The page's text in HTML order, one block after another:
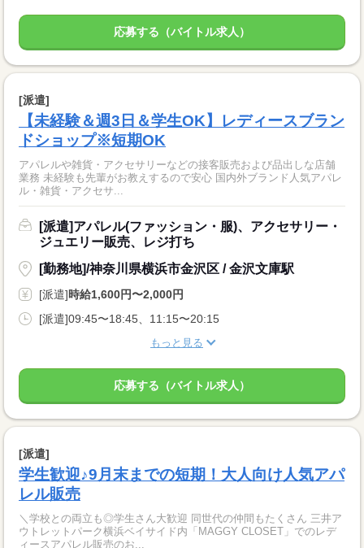
応募する（バイトル求人）
[派遣]
【未経験＆週3日＆学生OK】レディースブラン
ドショップ※短期OK
アパレルや雑貨・アクセサリーなどの接客販売および品出しな店舗
業務 未経験も先輩がお教えするので安心 国内外ブランド人気アパレ
ル・雑貨・アクセサ...
[派遣]アパレル(ファッション・服)、アクセサリー・
ジュエリー販売、レジ打ち
[勤務地]/神奈川県横浜市金沢区 / 金沢文庫駅
[派遣]時給1,600円〜2,000円
[派遣]09:45〜18:45、11:15〜20:15
もっと見る
応募する（バイトル求人）
[派遣]
学生歓迎♪9月末までの短期！大人向け人気アパ
レル販売
＼学校との両立も◎学生さん大歓迎 同世代の仲間もたくさん 三井ア
ウトレットパーク横浜ベイサイド内「MAGGY CLOSET」でのレデ
ィースアパレル販売のお...